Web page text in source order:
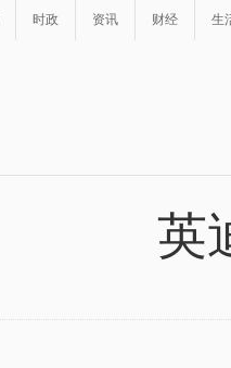
时政 资讯 财经 生
英